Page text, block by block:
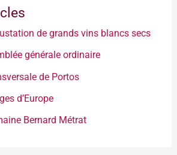
de grands vins blancs secs
générale ordinaire
de Portos
d’Europe
Bernard Métrat